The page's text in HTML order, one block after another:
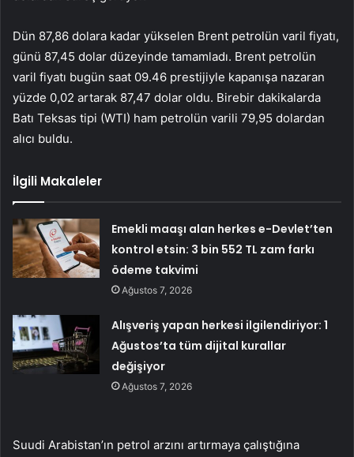
Dün 87,86 dolara kadar yükselen Brent petrolün varil fiyatı,
günü 87,45 dolar düzeyinde tamamladı. Brent petrolün
varil fiyatı bugün saat 09.46 prestijiyle kapanışa nazaran
yüzde 0,02 artarak 87,47 dolar oldu. Birebir dakikalarda
Batı Teksas tipi (WTI) ham petrolün varili 79,95 dolardan
alıcı buldu.
İlgili Makaleler
Emekli maaşı alan herkes e-Devlet’ten
kontrol etsin: 3 bin 552 TL zam farkı
ödeme takvimi
Ağustos 7, 2026
Alışveriş yapan herkesi ilgilendiriyor: 1
Ağustos’ta tüm dijital kurallar
değişiyor
Ağustos 7, 2026
Suudi Arabistan’ın petrol arzını artırmaya çalıştığına